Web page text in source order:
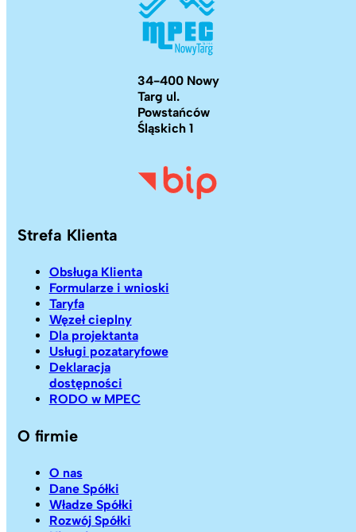
34-400 Nowy
Targ ul.
Powstańców
Śląskich 1
Strefa Klienta
Obsługa Klienta
Formularze i wnioski
Taryfa
Węzeł cieplny
Dla projektanta
Usługi pozataryfowe
Deklaracja
dostępności
RODO w MPEC
O firmie
O nas
Dane Spółki
Władze Spółki
Rozwój Spółki